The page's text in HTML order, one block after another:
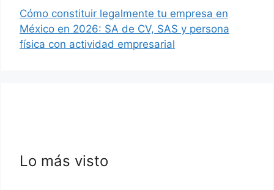
Cómo constituir legalmente tu empresa en
México en 2026: SA de CV, SAS y persona
física con actividad empresarial
Lo más visto